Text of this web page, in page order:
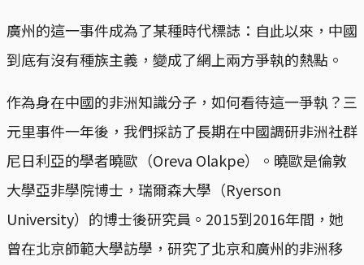
廣州的這一事件成為了某種時代標誌：自此以來，中國
到底有沒有種族主義，變成了網上兩方爭執的熱點。
作為身在中國的非洲知識分子，如何看待這一爭執？三
元里事件一年後，我們採訪了長期在中國調研非洲社群
尼日利亞的學者曉歐（Oreva Olakpe）。曉歐是倫敦
大學亞非學院博士，瑞爾森大學（Ryerson
University）的博士後研究員。2015到2016年間，她
曾在北京師範大學訪學，研究了北京和廣州的非洲移